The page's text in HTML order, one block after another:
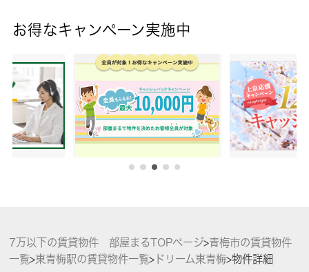
お得なキャンペーン実施中
7万以下の賃貸物件 部屋まるTOPページ>青梅市の賃貸物件
一覧>東青梅駅の賃貸物件一覧>ドリーム東青梅>物件詳細